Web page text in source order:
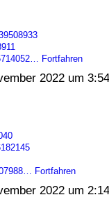
Fortfahren
2022 um
Fortfahren
2022 um